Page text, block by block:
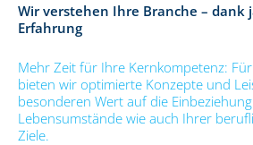
Wir verstehen Ihre Branche – dank
Erfahrung
Mehr Zeit für Ihre Kernkompetenz:
bieten wir optimierte Konzepte und
besonderen Wert auf die
Lebensumstände wie auch Ihrer
Ziele.